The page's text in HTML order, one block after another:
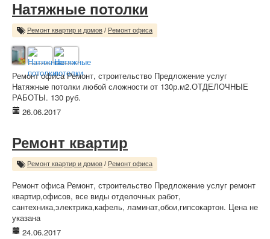
Натяжные потолки
Ремонт квартир и домов / Ремонт офиса
Ремонт офиса Ремонт, строительство Предложение услуг
Натяжные потолки любой сложности от 130р.м2.ОТДЕЛОЧНЫЕ
РАБОТЫ. 130 руб.
26.06.2017
Ремонт квартир
Ремонт квартир и домов / Ремонт офиса
Ремонт офиса Ремонт, строительство Предложение услуг ремонт
квартир,офисов, все виды отделочных работ,
сантехника,электрика,кафель, ламинат,обои,гипсокартон. Цена не
указана
24.06.2017